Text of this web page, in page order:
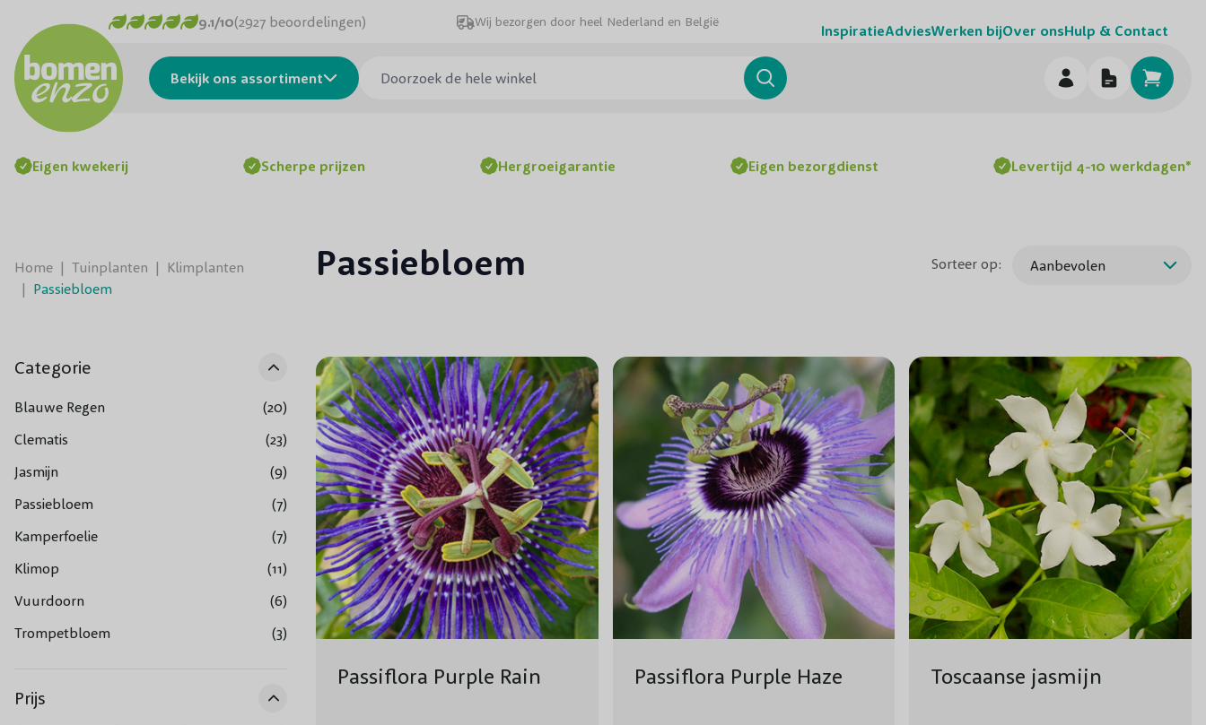
9.1/10(2927 beoordelingen) Wij bezorgen door heel Nederland en België InspiratieAdviesWerken bijOver onsHulp & Contact
Bekijk ons assortiment
Search
Eigen kwekerij Scherpe prijzen Hergroeigarantie Eigen bezorgdienst Levertijd 4-10 werkdagen*
Home | Tuinplanten | Klimplanten
| Passiebloem
Passiebloem Sorteer op:
Categorie
Blauwe Regen
(20)
Clematis
(23)
Jasmijn
(9)
Passiebloem
(7)
Kamperfoelie
(7)
Klimop
(11)
Vuurdoorn
(6)
Trompetbloem
(3)
Prijs
Passiflora Purple Rain Passiflora Purple Haze Toscaanse jasmijn